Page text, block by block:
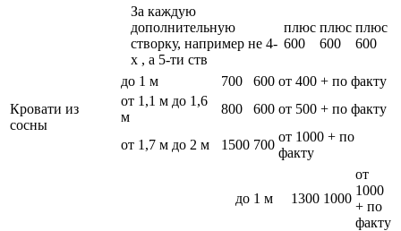
За каждую
дополнительную
створку, например не 4-
х , а 5-ти ств
плюс
600
плюс
600
плюс
600
Кровати из
сосны
до 1 м 700 600 от 400 + по факту
от 1,1 м до 1,6
м
800 600 от 500 + по факту
от 1,7 м до 2 м 1500 700
от 1000 + по
факту
до 1 м 1300 1000
от
1000
+ по
факту